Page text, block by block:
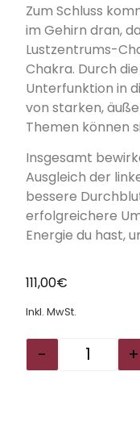
Zum Schluss
im Gehirn dran,
Lustzentrums-
Chakra. Durch
Unterfunktion in
von starken,
Themen können
Insgesamt
Ausgleich der
bessere
erfolgreichere
Energie du hast,
111,00€
Inkl. MwSt.
- +